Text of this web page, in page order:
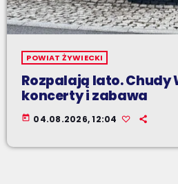
POWIAT ŻYWIECKI
Rozpalają lato. Chudy
koncerty i zabawa
today 04.08.2026, 12:04